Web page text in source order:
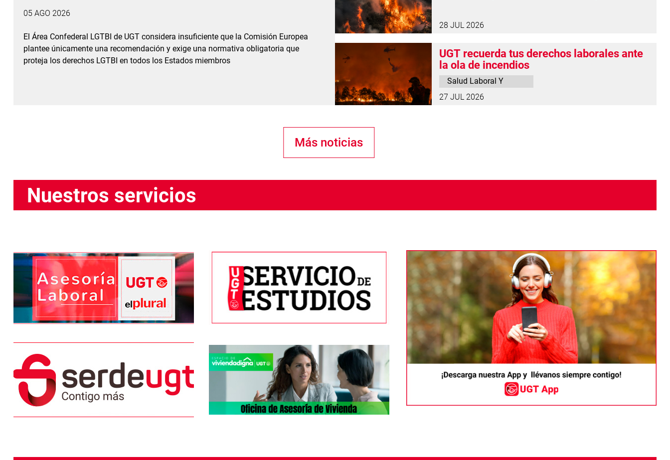
05 AGO 2026
El Área Confederal LGTBI de UGT considera insuficiente que la Comisión Europea
plantee únicamente una recomendación y exige una normativa obligatoria que
proteja los derechos LGTBI en todos los Estados miembros
28 JUL 2026
UGT recuerda tus derechos laborales ante
la ola de incendios
Salud Laboral Y
Medio Ambiente
27 JUL 2026
Más noticias
Nuestros servicios